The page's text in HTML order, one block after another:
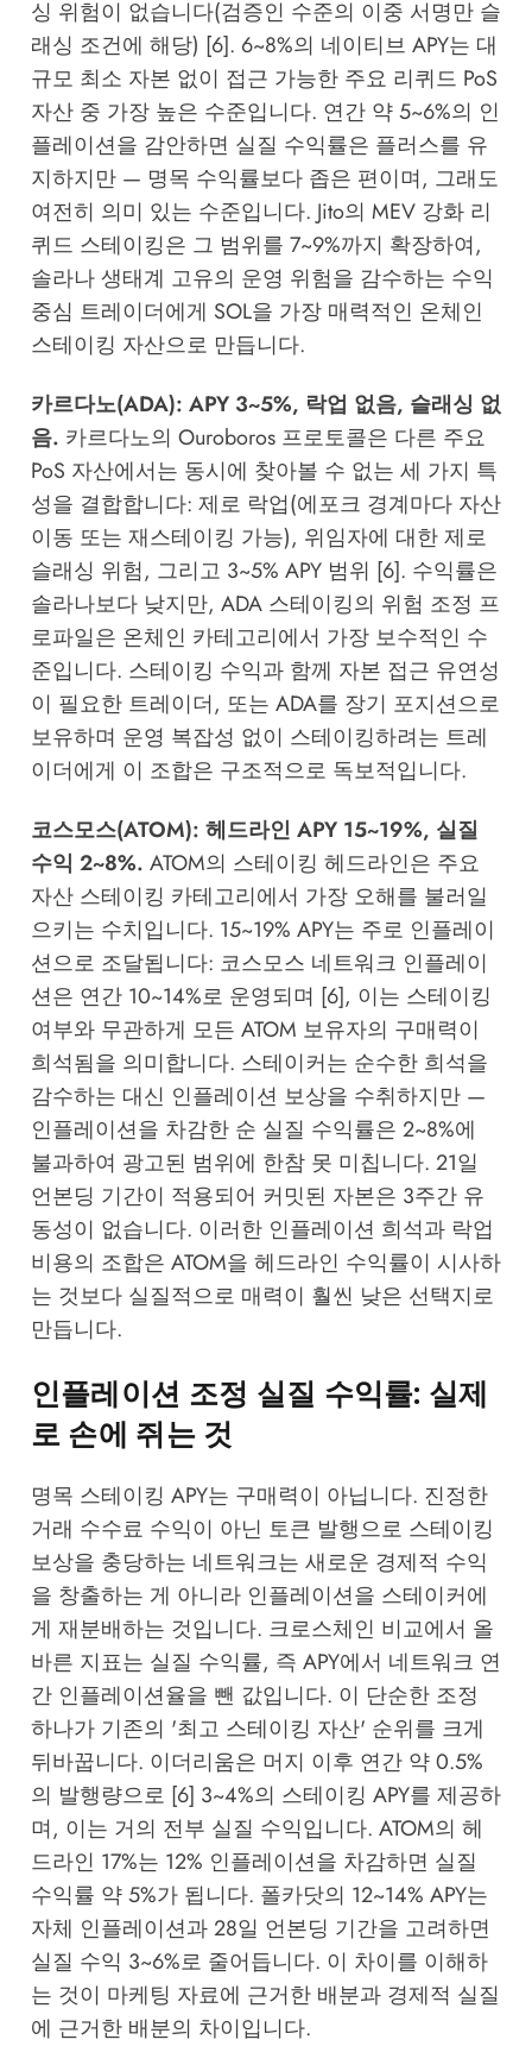
싱 위험이 없습니다(검증인 수준의 이중 서명만 슬
래싱 조건에 해당) [6]. 6~8%의 네이티브 APY는 대
규모 최소 자본 없이 접근 가능한 주요 리퀴드 PoS
자산 중 가장 높은 수준입니다. 연간 약 5~6%의 인
플레이션을 감안하면 실질 수익률은 플러스를 유
지하지만 — 명목 수익률보다 좁은 편이며, 그래도
여전히 의미 있는 수준입니다. Jito의 MEV 강화 리
퀴드 스테이킹은 그 범위를 7~9%까지 확장하여,
솔라나 생태계 고유의 운영 위험을 감수하는 수익
중심 트레이더에게 SOL을 가장 매력적인 온체인
스테이킹 자산으로 만듭니다.
카르다노(ADA): APY 3~5%, 락업 없음, 슬래싱 없
음. 카르다노의 Ouroboros 프로토콜은 다른 주요
PoS 자산에서는 동시에 찾아볼 수 없는 세 가지 특
성을 결합합니다: 제로 락업(에포크 경계마다 자산
이동 또는 재스테이킹 가능), 위임자에 대한 제로
슬래싱 위험, 그리고 3~5% APY 범위 [6]. 수익률은
솔라나보다 낮지만, ADA 스테이킹의 위험 조정 프
로파일은 온체인 카테고리에서 가장 보수적인 수
준입니다. 스테이킹 수익과 함께 자본 접근 유연성
이 필요한 트레이더, 또는 ADA를 장기 포지션으로
보유하며 운영 복잡성 없이 스테이킹하려는 트레
이더에게 이 조합은 구조적으로 독보적입니다.
코스모스(ATOM): 헤드라인 APY 15~19%, 실질
수익 2~8%. ATOM의 스테이킹 헤드라인은 주요
자산 스테이킹 카테고리에서 가장 오해를 불러일
으키는 수치입니다. 15~19% APY는 주로 인플레이
션으로 조달됩니다: 코스모스 네트워크 인플레이
션은 연간 10~14%로 운영되며 [6], 이는 스테이킹
여부와 무관하게 모든 ATOM 보유자의 구매력이
희석됨을 의미합니다. 스테이커는 순수한 희석을
감수하는 대신 인플레이션 보상을 수취하지만 —
인플레이션을 차감한 순 실질 수익률은 2~8%에
불과하여 광고된 범위에 한참 못 미칩니다. 21일
언본딩 기간이 적용되어 커밋된 자본은 3주간 유
동성이 없습니다. 이러한 인플레이션 희석과 락업
비용의 조합은 ATOM을 헤드라인 수익률이 시사하
는 것보다 실질적으로 매력이 훨씬 낮은 선택지로
만듭니다.
인플레이션 조정 실질 수익률: 실제
로 손에 쥐는 것
명목 스테이킹 APY는 구매력이 아닙니다. 진정한
거래 수수료 수익이 아닌 토큰 발행으로 스테이킹
보상을 충당하는 네트워크는 새로운 경제적 수익
을 창출하는 게 아니라 인플레이션을 스테이커에
게 재분배하는 것입니다. 크로스체인 비교에서 올
바른 지표는 실질 수익률, 즉 APY에서 네트워크 연
간 인플레이션율을 뺀 값입니다. 이 단순한 조정
하나가 기존의 '최고 스테이킹 자산' 순위를 크게
뒤바꿉니다. 이더리움은 머지 이후 연간 약 0.5%
의 발행량으로 [6] 3~4%의 스테이킹 APY를 제공하
며, 이는 거의 전부 실질 수익입니다. ATOM의 헤
드라인 17%는 12% 인플레이션을 차감하면 실질
수익률 약 5%가 됩니다. 폴카닷의 12~14% APY는
자체 인플레이션과 28일 언본딩 기간을 고려하면
실질 수익 3~6%로 줄어듭니다. 이 차이를 이해하
는 것이 마케팅 자료에 근거한 배분과 경제적 실질
에 근거한 배분의 차이입니다.